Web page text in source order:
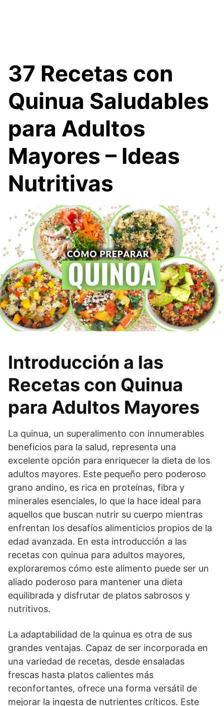
37 Recetas con
Quinua Saludables
para Adultos
Mayores – Ideas
Nutritivas
Introducción a las
Recetas con Quinua
para Adultos Mayores
La quinua, un superalimento con innumerables
beneficios para la salud, representa una
excelente opción para enriquecer la dieta de los
adultos mayores. Este pequeño pero poderoso
grano andino, es rica en proteínas, fibra y
minerales esenciales, lo que la hace ideal para
aquellos que buscan nutrir su cuerpo mientras
enfrentan los desafíos alimenticios propios de la
edad avanzada. En esta introducción a las
recetas con quinua para adultos mayores,
exploraremos cómo este alimento puede ser un
aliado poderoso para mantener una dieta
equilibrada y disfrutar de platos sabrosos y
nutritivos.
La adaptabilidad de la quinua es otra de sus
grandes ventajas. Capaz de ser incorporada en
una variedad de recetas, desde ensaladas
frescas hasta platos calientes más
reconfortantes, ofrece una forma versátil de
mejorar la ingesta de nutrientes críticos. Este